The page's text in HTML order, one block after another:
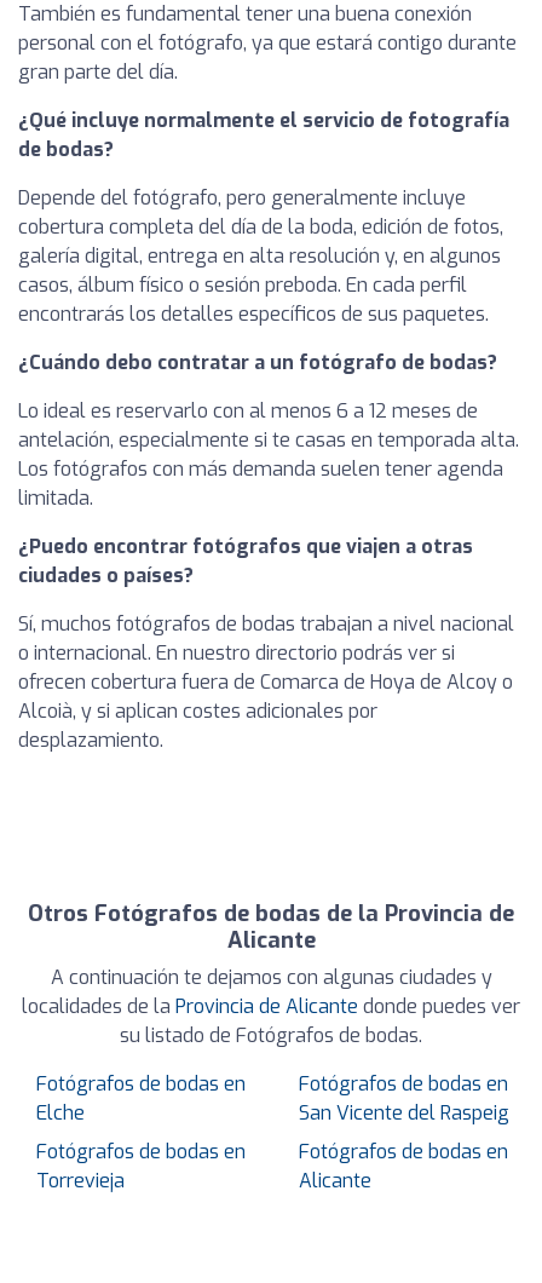
También es fundamental tener una buena conexión
personal con el fotógrafo, ya que estará contigo durante
gran parte del día.
¿Qué incluye normalmente el servicio de fotografía
de bodas?
Depende del fotógrafo, pero generalmente incluye
cobertura completa del día de la boda, edición de fotos,
galería digital, entrega en alta resolución y, en algunos
casos, álbum físico o sesión preboda. En cada perfil
encontrarás los detalles específicos de sus paquetes.
¿Cuándo debo contratar a un fotógrafo de bodas?
Lo ideal es reservarlo con al menos 6 a 12 meses de
antelación, especialmente si te casas en temporada alta.
Los fotógrafos con más demanda suelen tener agenda
limitada.
¿Puedo encontrar fotógrafos que viajen a otras
ciudades o países?
Sí, muchos fotógrafos de bodas trabajan a nivel nacional
o internacional. En nuestro directorio podrás ver si
ofrecen cobertura fuera de Comarca de Hoya de Alcoy o
Alcoià, y si aplican costes adicionales por
desplazamiento.
Otros Fotógrafos de bodas de la Provincia de
Alicante
A continuación te dejamos con algunas ciudades y
localidades de la Provincia de Alicante donde puedes ver
su listado de Fotógrafos de bodas.
Fotógrafos de bodas en
Elche
Fotógrafos de bodas en
San Vicente del Raspeig
Fotógrafos de bodas en
Torrevieja
Fotógrafos de bodas en
Alicante